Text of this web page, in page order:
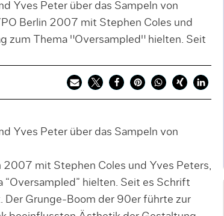
Yves Peter über das Sampeln von
Berlin 2007 mit Stephen Coles und
zum Thema "Oversampled" hielten. Seit
Yves Peter über das Sampeln von
2007 mit Stephen Coles und Yves Peters,
hielten. Seit es Schrift
Der Grunge-Boom der 90er führte zur